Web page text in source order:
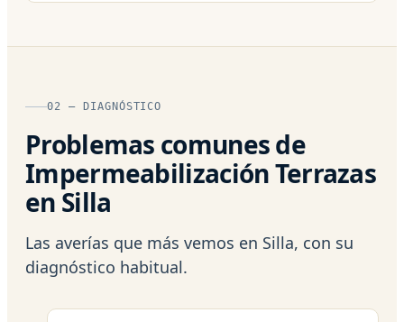
02 — DIAGNÓSTICO
Problemas comunes de
Impermeabilización Terrazas
en Silla
Las averías que más vemos en Silla, con su
diagnóstico habitual.